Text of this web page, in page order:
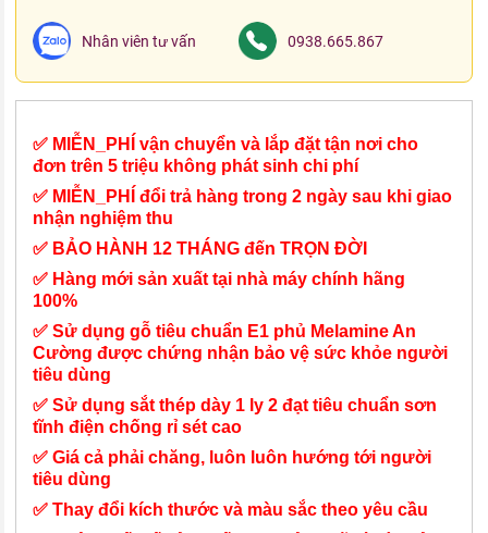
Nhân viên tư vấn 0938.665.867
✅ MIỄN_PHÍ vận chuyển và lắp đặt tận nơi cho
đơn trên 5 triệu không phát sinh chi phí
✅ MIỄN_PHÍ đổi trả hàng trong 2 ngày sau khi giao
nhận nghiệm thu
✅ BẢO HÀNH 12 THÁNG đến TRỌN ĐỜI
✅ Hàng mới sản xuất tại nhà máy chính hãng
100%
✅ Sử dụng gỗ tiêu chuẩn E1 phủ Melamine An
Cường được chứng nhận bảo vệ sức khỏe người
tiêu dùng
✅ Sử dụng sắt thép dày 1 ly 2 đạt tiêu chuẩn sơn
tĩnh điện chống rỉ sét cao
✅ Giá cả phải chăng, luôn luôn hướng tới người
tiêu dùng
✅ Thay đổi kích thước và màu sắc theo yêu cầu